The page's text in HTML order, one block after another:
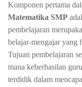
Komponen pertama
Matematika SMP
pembelajaran
belajar-mengajar yang
Tujuan pembelajaran
mana keberhasilan
terdidik dalam